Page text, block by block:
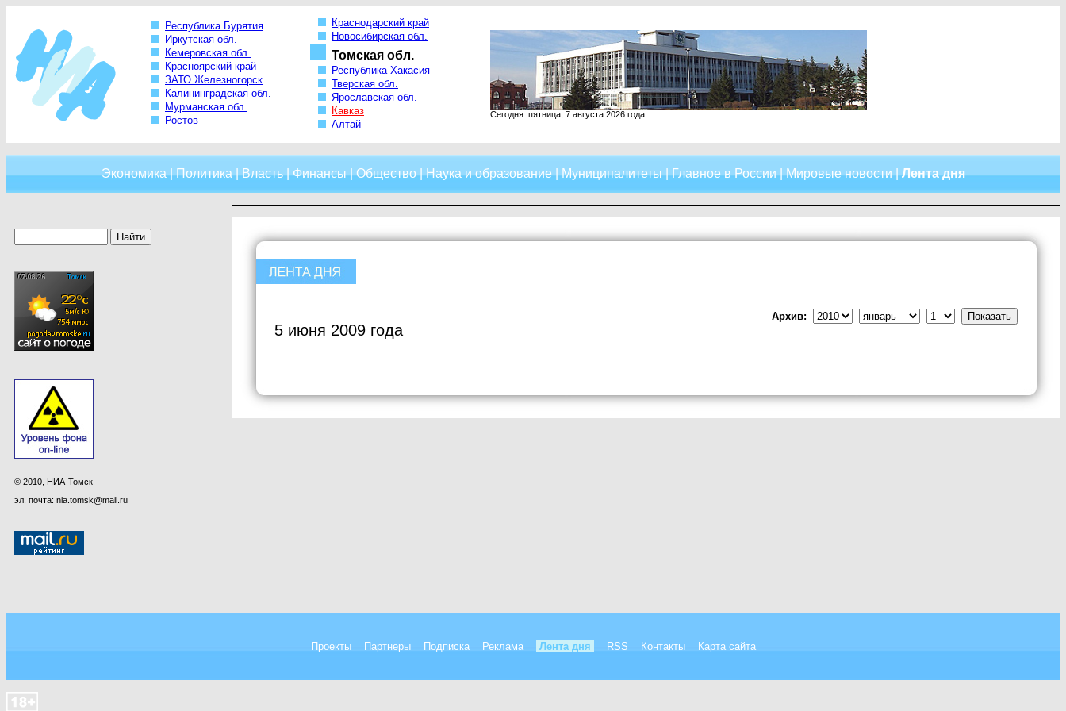
Республика Бурятия
Иркутская обл.
Кемеровская обл.
Красноярский край
ЗАТО Железногорск
Калининградская обл.
Мурманская обл.
Ростов
Краснодарский край
Новосибирская обл.
Томская обл.
Республика Хакасия
Тверская обл.
Ярославская обл.
Кавказ
Алтай
Сегодня: пятница, 7 августа 2026 года
Экономика|Политика|Власть|Финансы|Общество|Наука и образование|Муниципалитеты|Главное в России|Мировые новости|Лента дня
© 2010, НИА-Томск
эл. почта: nia.tomsk@mail.ru
5 июня 2009 года
Архив:
Проекты Партнеры Подписка Реклама Лента дня RSS Контакты Карта сайта